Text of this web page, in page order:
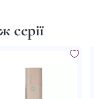
серії